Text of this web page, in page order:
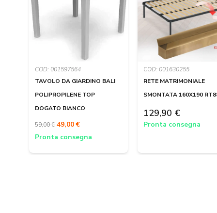
COD: 001597564
TAVOLO DA GIARDINO BALI
POLIPROPILENE TOP
DOGATO BIANCO
59,00 € 49,00 €
Pronta consegna
COD: 001630255
RETE MATRIMONIALE
SMONTATA 160X190
129,90 €
Pronta consegna